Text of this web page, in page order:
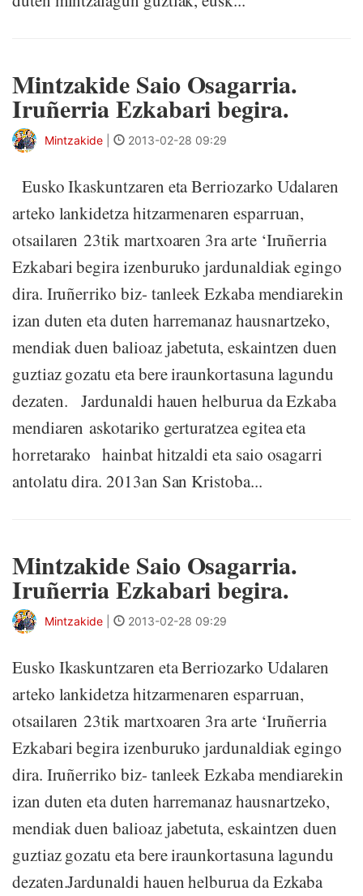
Mintzakide Saio Osagarria.
Iruñerria Ezkabari begira.
Mintzakide 2013-02-28 09:29
Eusko Ikaskuntzaren eta Berriozarko Udalaren
arteko lankidetza hitzarmenaren esparruan,
otsailaren 23tik martxoaren 3ra arte ‘Iruñerria
Ezkabari begira izenburuko jardunaldiak egingo
dira. Iruñerriko biz- tanleek Ezkaba mendiarekin
izan duten eta duten harremanaz hausnartzeko,
mendiak duen balioaz jabetuta, eskaintzen duen
guztiaz gozatu eta bere iraunkortasuna lagundu
dezaten. Jardunaldi hauen helburua da Ezkaba
mendiaren askotariko gerturatzea egitea eta
horretarako hainbat hitzaldi eta saio osagarri
antolatu dira. 2013an San Kristoba...
Mintzakide Saio Osagarria.
Iruñerria Ezkabari begira.
Mintzakide 2013-02-28 09:29
Eusko Ikaskuntzaren eta Berriozarko Udalaren
arteko lankidetza hitzarmenaren esparruan,
otsailaren 23tik martxoaren 3ra arte ‘Iruñerria
Ezkabari begira izenburuko jardunaldiak egingo
dira. Iruñerriko biz- tanleek Ezkaba mendiarekin
izan duten eta duten harremanaz hausnartzeko,
mendiak duen balioaz jabetuta, eskaintzen duen
guztiaz gozatu eta bere iraunkortasuna lagundu
dezaten.Jardunaldi hauen helburua da Ezkaba